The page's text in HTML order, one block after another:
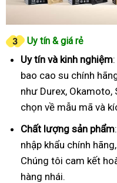
Uy tín & giá rẻ
Uy tín và kinh nghiệm
bao cao su chính
như Durex,
chọn về mẫu mã và
Chất lượng sản phẩm
nhập khẩu chính
Chúng tôi cam kết
hàng nhái.